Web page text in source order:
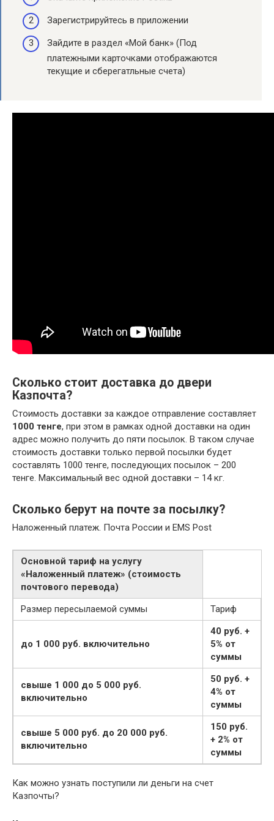
Зарегистрируйтесь в приложении ⠀
Зайдите в раздел «Мой банк» (Под
платежными карточками отображаются
текущие и сберегатльные счета) ⠀
Сколько стоит доставка до двери
Казпочта?
Стоимость доставки за каждое отправление составляет
1000 тенге, при этом в рамках одной доставки на один
адрес можно получить до пяти посылок. В таком случае
стоимость доставки только первой посылки будет
составлять 1000 тенге, последующих посылок – 200
тенге. Максимальный вес одной доставки – 14 кг.
Сколько берут на почте за посылку?
Наложенный платеж. Почта России и EMS Post
Основной тариф на услугу
«Наложенный платеж» (стоимость
почтового перевода)
Размер пересылаемой суммы
Тариф
до 1 000 руб. включительно
40 руб. +
5% от
суммы
свыше 1 000 до 5 000 руб.
включительно
50 руб. +
4% от
суммы
свыше 5 000 руб. до 20 000 руб.
включительно
150 руб.
+ 2% от
суммы
Как можно узнать поступили ли деньги на счет
Казпочты?